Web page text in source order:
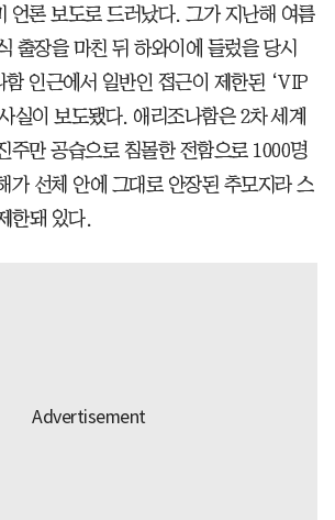
언론 보도로 드러났다. 그가 지난해 여름
출장을 마친 뒤 하와이에 들렀을 당시
함 인근에서 일반인 접근이 제한된 ‘VIP
실이 보도됐다. 애리조나함은 2차 세계
주만 공습으로 침몰한 전함으로 1000명
가 선체 안에 그대로 안장된 추모지라 스
한돼 있다.